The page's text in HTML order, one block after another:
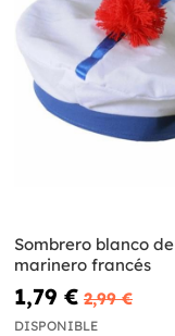
Sombrero blanco de
marinero francés
1,79 € 2,99 €
DISPONIBLE